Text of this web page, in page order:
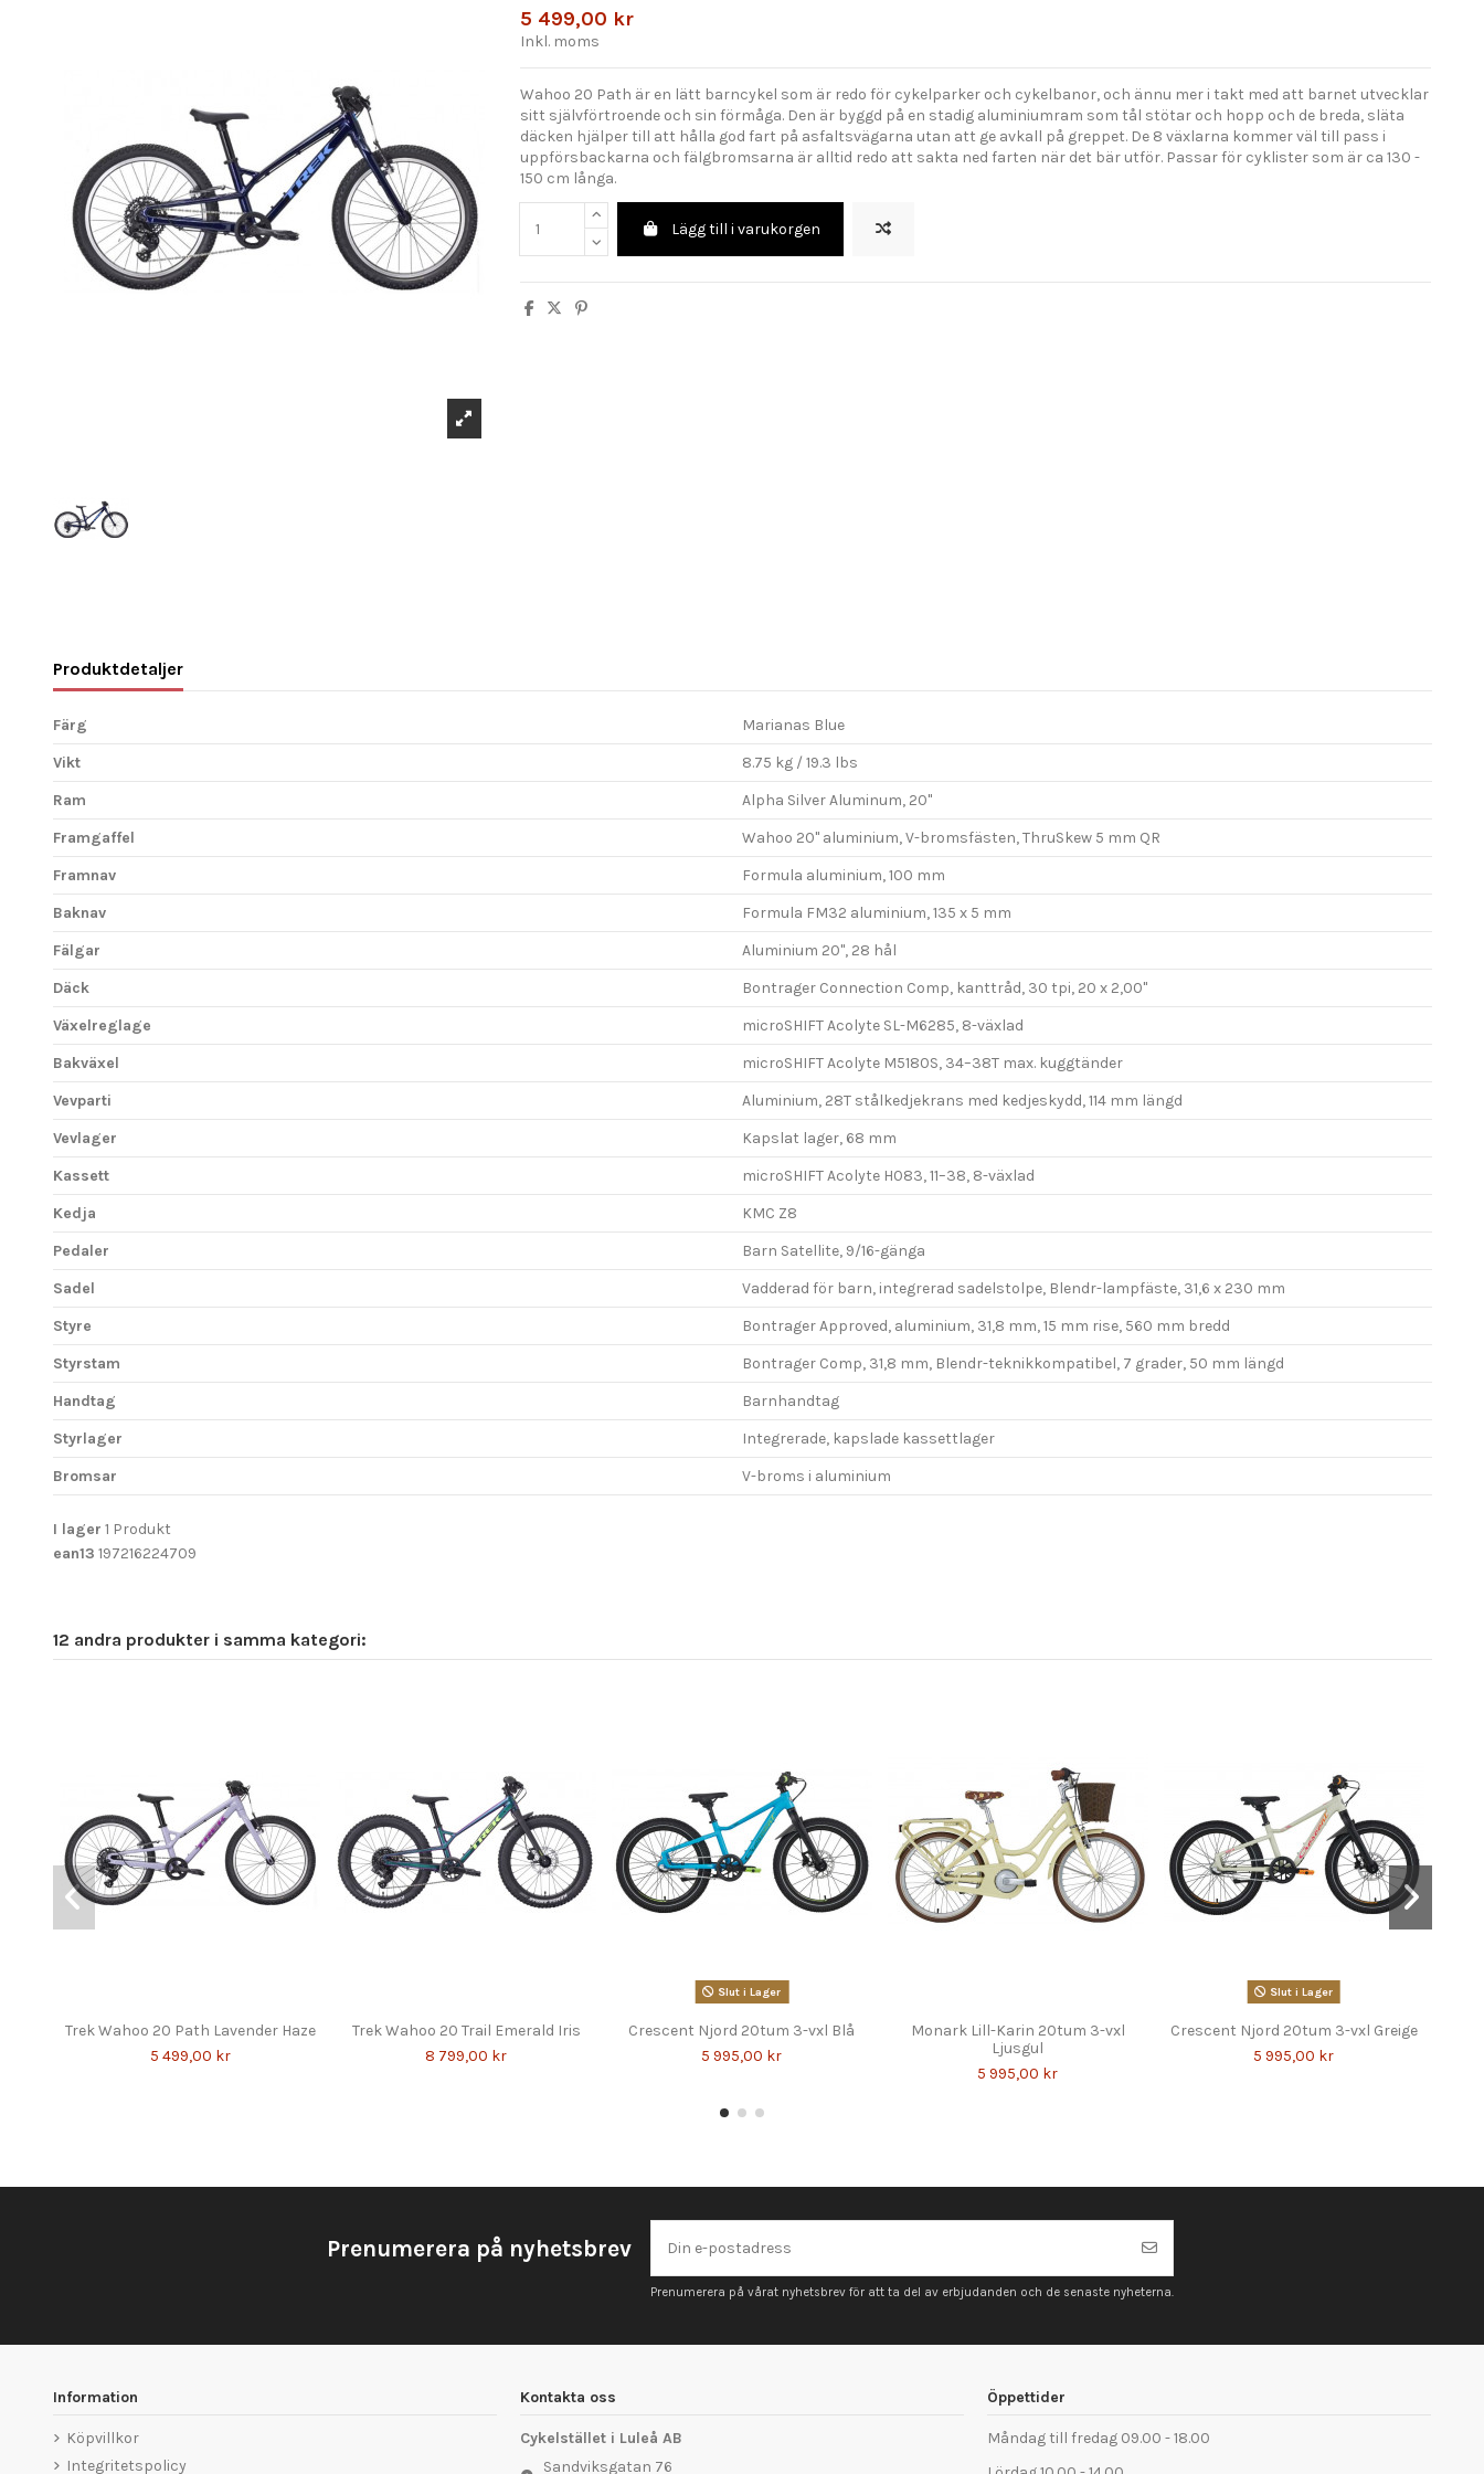
5 499,00 kr
Inkl. moms
Wahoo 20 Path är en lätt barncykel som är redo för cykelparker och cykelbanor, och ännu mer i takt med att barnet utvecklar
sitt självförtroende och sin förmåga. Den är byggd på en stadig aluminiumram som tål stötar och hopp och de breda, släta
däcken hjälper till att hålla god fart på asfaltsvägarna utan att ge avkall på greppet. De 8 växlarna kommer väl till pass i
uppförsbackarna och fälgbromsarna är alltid redo att sakta ned farten när det bär utför. Passar för cyklister som är ca 130 -
150 cm långa.
Lägg till i varukorgen
Produktdetaljer
Färg
Marianas Blue
Vikt
8.75 kg / 19.3 lbs
Ram
Alpha Silver Aluminum, 20"
Framgaffel
Wahoo 20" aluminium, V-bromsfästen, ThruSkew 5 mm QR
Framnav
Formula aluminium, 100 mm
Baknav
Formula FM32 aluminium, 135 x 5 mm
Fälgar
Aluminium 20", 28 hål
Däck
Bontrager Connection Comp, kanttråd, 30 tpi, 20 x 2,00"
Växelreglage
microSHIFT Acolyte SL-M6285, 8-växlad
Bakväxel
microSHIFT Acolyte M5180S, 34–38T max. kuggtänder
Vevparti
Aluminium, 28T stålkedjekrans med kedjeskydd, 114 mm längd
Vevlager
Kapslat lager, 68 mm
Kassett
microSHIFT Acolyte H083, 11–38, 8-växlad
Kedja
KMC Z8
Pedaler
Barn Satellite, 9/16-gänga
Sadel
Vadderad för barn, integrerad sadelstolpe, Blendr-lampfäste, 31,6 x 230 mm
Styre
Bontrager Approved, aluminium, 31,8 mm, 15 mm rise, 560 mm bredd
Styrstam
Bontrager Comp, 31,8 mm, Blendr-teknikkompatibel, 7 grader, 50 mm längd
Handtag
Barnhandtag
Styrlager
Integrerade, kapslade kassettlager
Bromsar
V-broms i aluminium
I lager 1 Produkt
ean13 197216224709
12 andra produkter i samma kategori:
Trek Wahoo 20 Path Lavender Haze
5 499,00 kr
Trek Wahoo 20 Trail Emerald Iris
8 799,00 kr
Slut i Lager
Crescent Njord 20tum 3-vxl Blå
5 995,00 kr
Monark Lill-Karin 20tum 3-vxl
Ljusgul
5 995,00 kr
Slut i Lager
Crescent Njord 20tum 3-vxl Greige
5 995,00 kr
Prenumerera på nyhetsbrev
Prenumerera på vårat nyhetsbrev för att ta del av erbjudanden och de senaste nyheterna.
Information
Köpvillkor
Integritetspolicy
Kontakta oss
Cykelstället i Luleå AB
Sandviksgatan 76
Öppettider
Måndag till fredag 09.00 - 18.00